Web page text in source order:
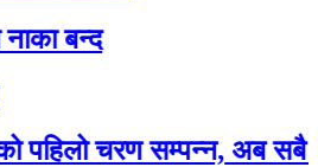
चरण सम्पन्न, अब सबै